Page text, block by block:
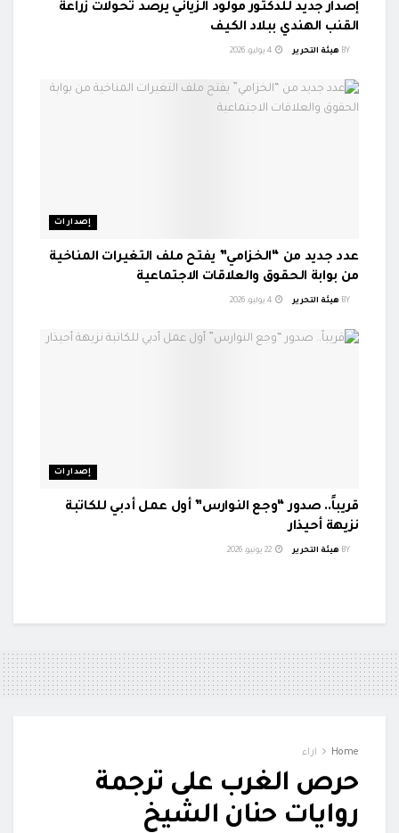
إصدار جديد للدكتور مولود الزياني يرصد تحولات زراعة
القنب الهندي ببلاد الكيف
BY هيئة التحرير
إصدارات
عدد جديد من “الخزامي” يفتح ملف التغيرات المناخية
من بوابة الحقوق والعلاقات الاجتماعية
BY هيئة التحرير
إصدارات
قريباً.. صدور “وجع النوارس” أول عمل أدبي للكاتبة
نزيهة أحيذار
BY هيئة التحرير
Home اراء
حرص الغرب على ترجمة
روايات حنان الشيخ